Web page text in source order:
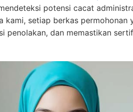
potensi cacat
kami, setiap berkas
penolakan, dan memastikan